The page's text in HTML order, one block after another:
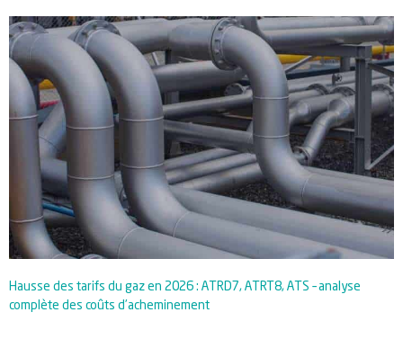
Hausse des tarifs du gaz en 2026 : ATRD7, ATRT8, ATS – analyse
complète des coûts d’acheminement